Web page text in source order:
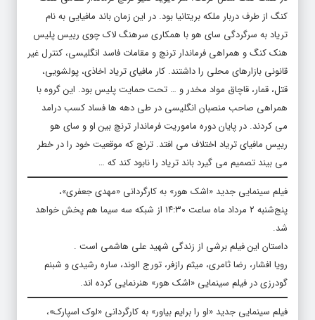
کنگ از طرف دربار ملکه بریتانیا بود. در این زمان باند مافیایی به نام
تریاد به سرگردگی سای هو با همکاری سرهنگ لاک چوی رییس پلیس
هنک کنگ و همراهی فرماندار ترنچ و مقامات فاسد انگلیسی، کنترل غیر
قانونی بازارهای محلی را داشتند. کار مافیای تریاد اخاذی، پولشویی،
قتل، قمار، قاچاق مواد مخدر و … تحت حمایت پلیس بود. این گروه با
همراهی صاحب منصبان انگلیسی در طی دهه ها فساد کسب درامد
می کردند. در پایان دوره ماموریت فرماندار ترنچ بین او و سای هو
رییس مافیای تریاد اختلاف می افتد. ترنچ که موقعیت خود را در خطر
می بیند تصمیم می گیرد باند تریاد را نابود کند که …
فیلم سینمایی جدید «اشک هور» به کارگردانی «مهدی جعفری»،
پنج‌شنبه ۲ مرداد ماه ساعت ۱۴:۳۰ از شبکه سه سیما هم پخش خواهد
شد.
داستان این فیلم برشی از زندگی شهید علی هاشمی است .
رویا افشار، رضا ثامری، میثم رازفر، تورج الوند، ساره رشیدی و شبنم
گودرزی در فیلم سینمایی «اشک هور» هنرنمایی کرده اند.
فیلم سینمایی جدید «او را برایم بیاور» به کارگردانی «لوک اسپارک»،